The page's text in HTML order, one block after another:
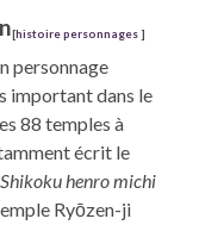
[histoire personnages]
personnage
important dans le
88 temples à
écrit le
Shikokuhenromichi
Ryōzen-ji